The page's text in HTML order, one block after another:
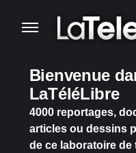
Bienvenue
LaTéléLibre
4000 reportages,
articles ou dessins
de ce laboratoire de